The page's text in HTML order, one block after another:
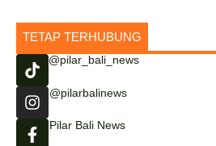
TETAP TERHUBUNG
@pilar_bali_news
@pilarbalinews
Pilar Bali News